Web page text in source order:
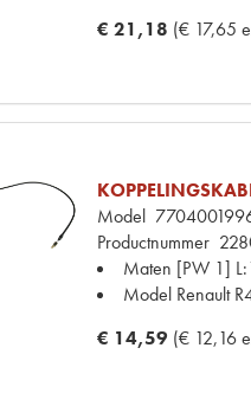
€ 21,18 (€ 17,65
Model
Productnummer
Maten [PW 1]
Model Renault
€ 14,59 (€ 12,16